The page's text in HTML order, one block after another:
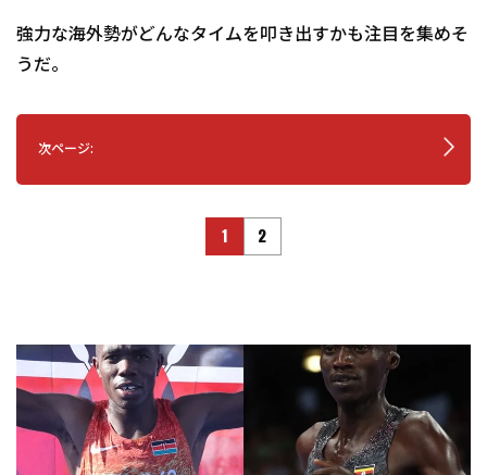
強力な海外勢がどんなタイムを叩き出すかも注目を集めそ
うだ。
次ページ:
1 2